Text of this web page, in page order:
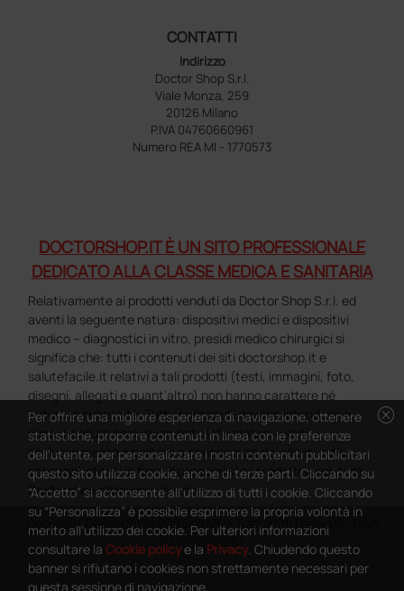
CONTATTI
Indirizzo
Doctor Shop S.r.l.
Viale Monza, 259
20126 Milano
P.IVA 04760660961
Numero REA MI - 1770573
DOCTORSHOP.IT È UN SITO PROFESSIONALE
DEDICATO ALLA CLASSE MEDICA E SANITARIA
Relativamente ai prodotti venduti da Doctor Shop S.r.l. ed
aventi la seguente natura: dispositivi medici e dispositivi
medico – diagnostici in vitro, presidi medico chirurgici si
significa che: tutti i contenuti dei siti doctorshop.it e
salutefacile.it relativi a tali prodotti (testi, immagini, foto,
disegni, allegati e quant’altro) non hanno carattere né
natura di pubblicità. Tutti i contenuti devono intendersi e
sono di natura esclusivamente informativa e volti
esclusivamente a portare a conoscenza dei clienti e dei
potenziali clienti in fase di preacquisto i prodotti venduti da
Doctorshop attraverso la rete.
Copyright DoctorShop 2005-2026 - Tutti diritti riservati - P.IVA
04760660961
cancel
Per offrire una migliore esperienza di navigazione, ottenere
statistiche, proporre contenuti in linea con le preferenze
dell'utente, per personalizzare i nostri contenuti pubblicitari
questo sito utilizza cookie, anche di terze parti. Cliccando su
“Accetto” si acconsente all'utilizzo di tutti i cookie. Cliccando
su “Personalizza” è possibile esprimere la propria volontà in
merito all'utilizzo dei cookie. Per ulteriori informazioni
consultare la Cookie policye la Privacy. Chiudendo questo
banner si rifiutano i cookies non strettamente necessari per
questa sessione di navigazione.